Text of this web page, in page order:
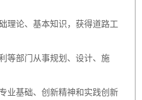
理论、基本知识，获得道路工
等部门从事规划、设计、施
业基础、创新精神和实践创新